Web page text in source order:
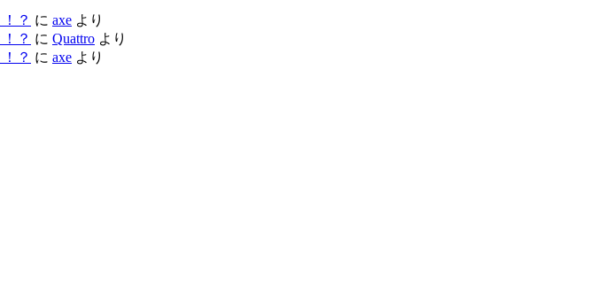
？ に axe より
？ に Quattro より
？ に axe より